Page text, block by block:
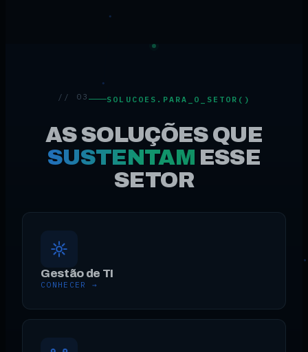
// 03 SOLUCOES.PARA_O_SETOR()
AS SOLUÇÕES QUE
SUSTENTAM ESSE
SETOR
Gestão de TI
CONHECER →